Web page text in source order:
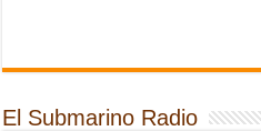
El Submarino Radio